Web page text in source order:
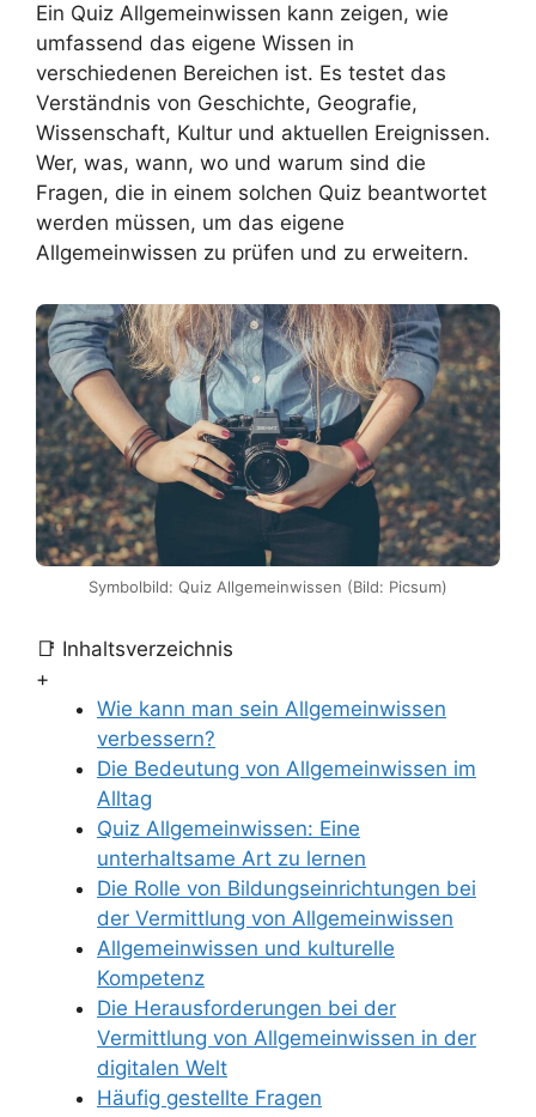
Ein Quiz Allgemeinwissen kann zeigen, wie
umfassend das eigene Wissen in
verschiedenen Bereichen ist. Es testet das
Verständnis von Geschichte, Geografie,
Wissenschaft, Kultur und aktuellen Ereignissen.
Wer, was, wann, wo und warum sind die
Fragen, die in einem solchen Quiz beantwortet
werden müssen, um das eigene
Allgemeinwissen zu prüfen und zu erweitern.
Symbolbild: Quiz Allgemeinwissen (Bild: Picsum)
📑 Inhaltsverzeichnis
+
Wie kann man sein Allgemeinwissen
verbessern?
Die Bedeutung von Allgemeinwissen im
Alltag
Quiz Allgemeinwissen: Eine
unterhaltsame Art zu lernen
Die Rolle von Bildungseinrichtungen bei
der Vermittlung von Allgemeinwissen
Allgemeinwissen und kulturelle
Kompetenz
Die Herausforderungen bei der
Vermittlung von Allgemeinwissen in der
digitalen Welt
Häufig gestellte Fragen